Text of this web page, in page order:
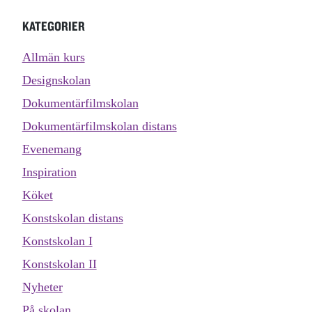
KATEGORIER
Allmän kurs
Designskolan
Dokumentärfilmskolan
Dokumentärfilmskolan distans
Evenemang
Inspiration
Köket
Konstskolan distans
Konstskolan I
Konstskolan II
Nyheter